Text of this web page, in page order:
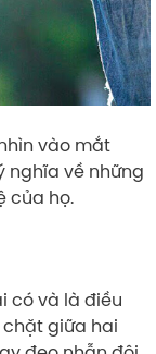
vào mắt
nghĩa về những
của họ.
có và là điều
chặt giữa hai